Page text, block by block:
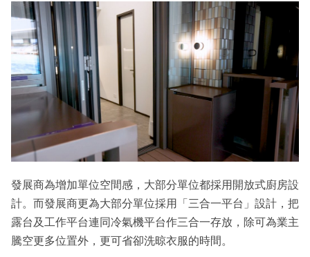
發展商為增加單位空間感，大部分單位都採用開放式廚房設
計。而發展商更為大部分單位採用「三合一平台」設計，把
露台及工作平台連同冷氣機平台作三合一存放，除可為業主
騰空更多位置外，更可省卻洗晾衣服的時間。